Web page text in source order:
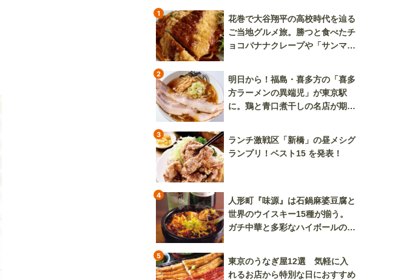
1
花巻で大谷翔平の高校時代を辿る
ご当地グルメ旅。勝つと食べたチ
ョコバナナクレープや「サンマー
2
明日から！福島・喜多方の「喜多
方ラーメンの異端児」が東京駅
に。鶏と青口煮干しの名店が期間
3
ランチ激戦区「新橋」の昼メシグ
ランプリ！ベスト15 を発表！
4
人形町『味源』は石鍋麻婆豆腐と
世界のウイスキー15種が揃う。
ガチ中華と多彩なハイボールの組
5
東京のうなぎ屋12選 気軽に入
れるお店から特別な日におすすめ